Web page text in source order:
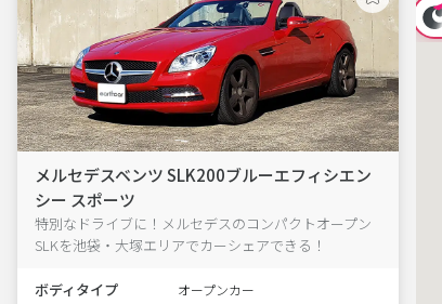
メルセデスベンツ SLK200ブルーエフィシエン
シー スポーツ
特別なドライブに！メルセデスのコンパクトオープン
SLKを池袋・大塚エリアでカーシェアできる！
ボディタイプ オープンカー